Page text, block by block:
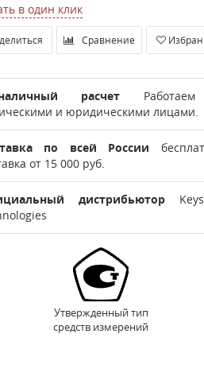
в один клик
Сравнение
расчет
и юридическими лицами.
по всей России
от 15 000 руб.
дистрибьютор
Утвержденный тип
средств измерений